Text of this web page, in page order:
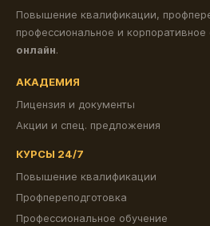
Повышение квалификации,
профессиональное и
онлайн.
АКАДЕМИЯ
Лицензия и документы
Акции и спец. предложения
КУРСЫ 24/7
Повышение квалификации
Профпереподготовка
Профессиональное обучение